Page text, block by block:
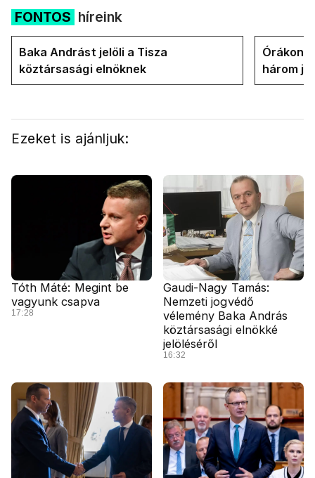
FONTOS híreink
Baka Andrást jelöli a Tisza
köztársasági elnöknek
Órákon
három
államfőt
Ezeket is ajánljuk:
Tóth Máté: Megint be
vagyunk csapva
17:28
Gaudi-Nagy Tamás:
Nemzeti jogvédő
vélemény Baka András
köztársasági elnökké
jelöléséről
16:32